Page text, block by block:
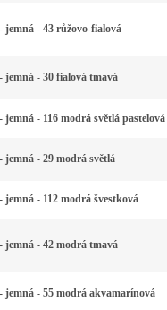
jemná - 43 růžovo-fialová
jemná - 30 fialová tmavá
jemná - 116 modrá světlá pastelová
jemná - 29 modrá světlá
jemná - 112 modrá švestková
jemná - 42 modrá tmavá
jemná - 55 modrá akvamarínová